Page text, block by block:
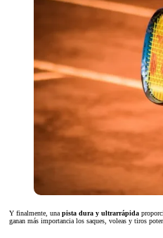
Y finalmente, unapista dura y ultrarrápida
ganan más importancia los saques, voleas y tiros